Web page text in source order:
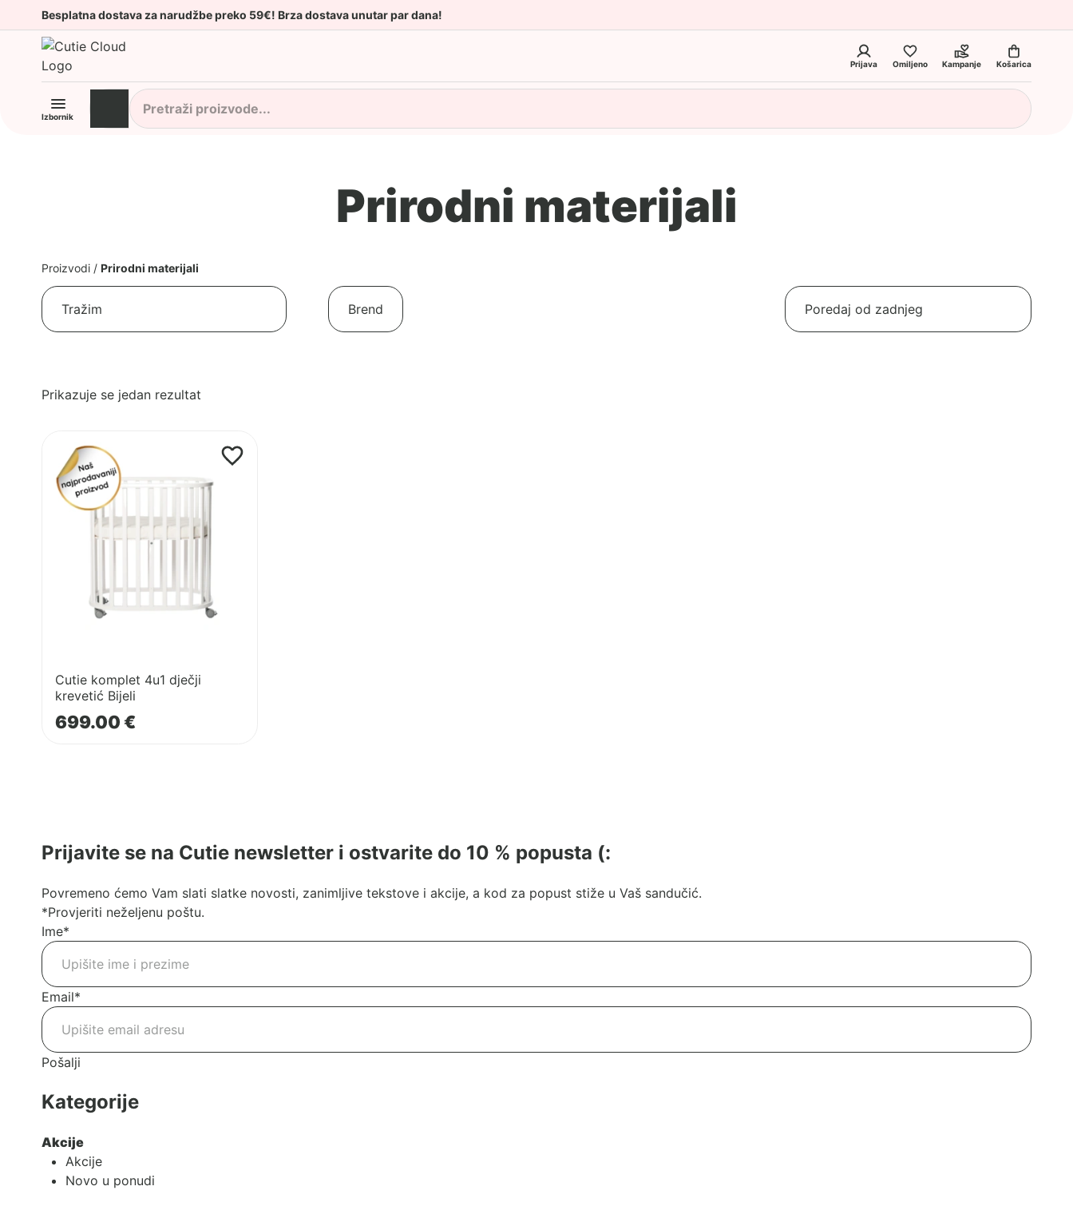
Besplatna dostava za narudžbe preko 59€! Brza dostava unutar par dana!
Prijava Omiljeno Kampanje Košarica
Izbornik
Prirodni materijali
Proizvodi / Prirodni materijali
Prikazuje se jedan rezultat
proizvod
Cutie
komplet
Cutie komplet 4u1 dječji
krevetić Bijeli
699.00€
Prijavite se na Cutie newsletter i ostvarite do 10 % popusta (:
Povremeno ćemo Vam slati slatke novosti, zanimljive tekstove i akcije, a kod za popust stiže u Vaš sandučić.
*Provjeriti neželjenu poštu.
Ime*
Email*
Pošalji
Kategorije
Akcije
Akcije
Novo u ponudi